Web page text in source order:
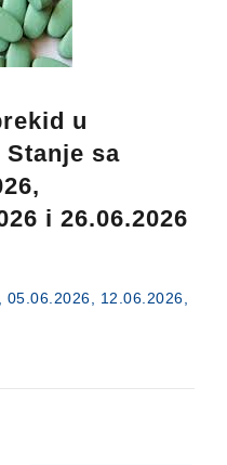
u
sa
i 26.06.2026
12.06.2026,